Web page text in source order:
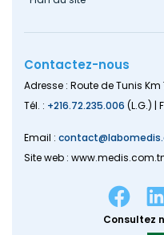
Contactez-nous
Adresse : Route de Tunis
Tél. : +216.72.235.006 (L.G.) |
Email :
Site web :
Consultez